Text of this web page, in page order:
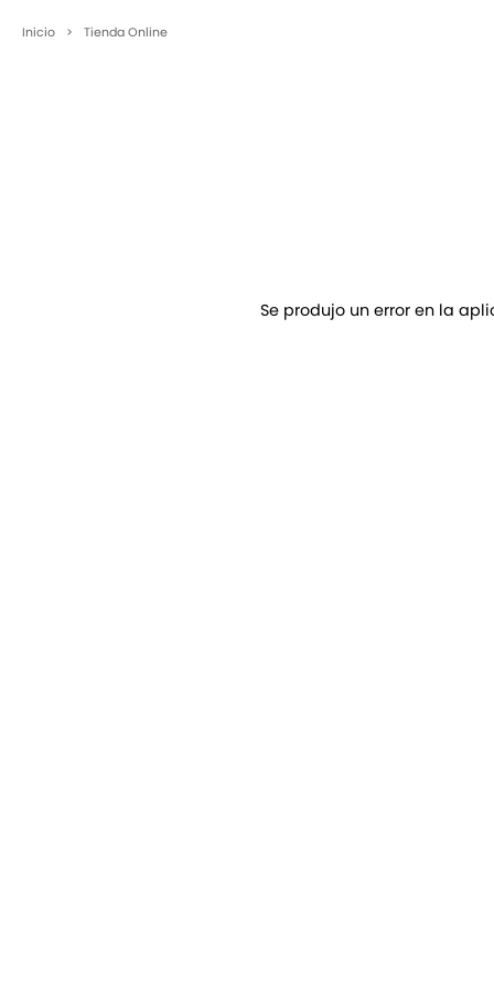
Inicio > Tienda Online
Se produjo un error en la